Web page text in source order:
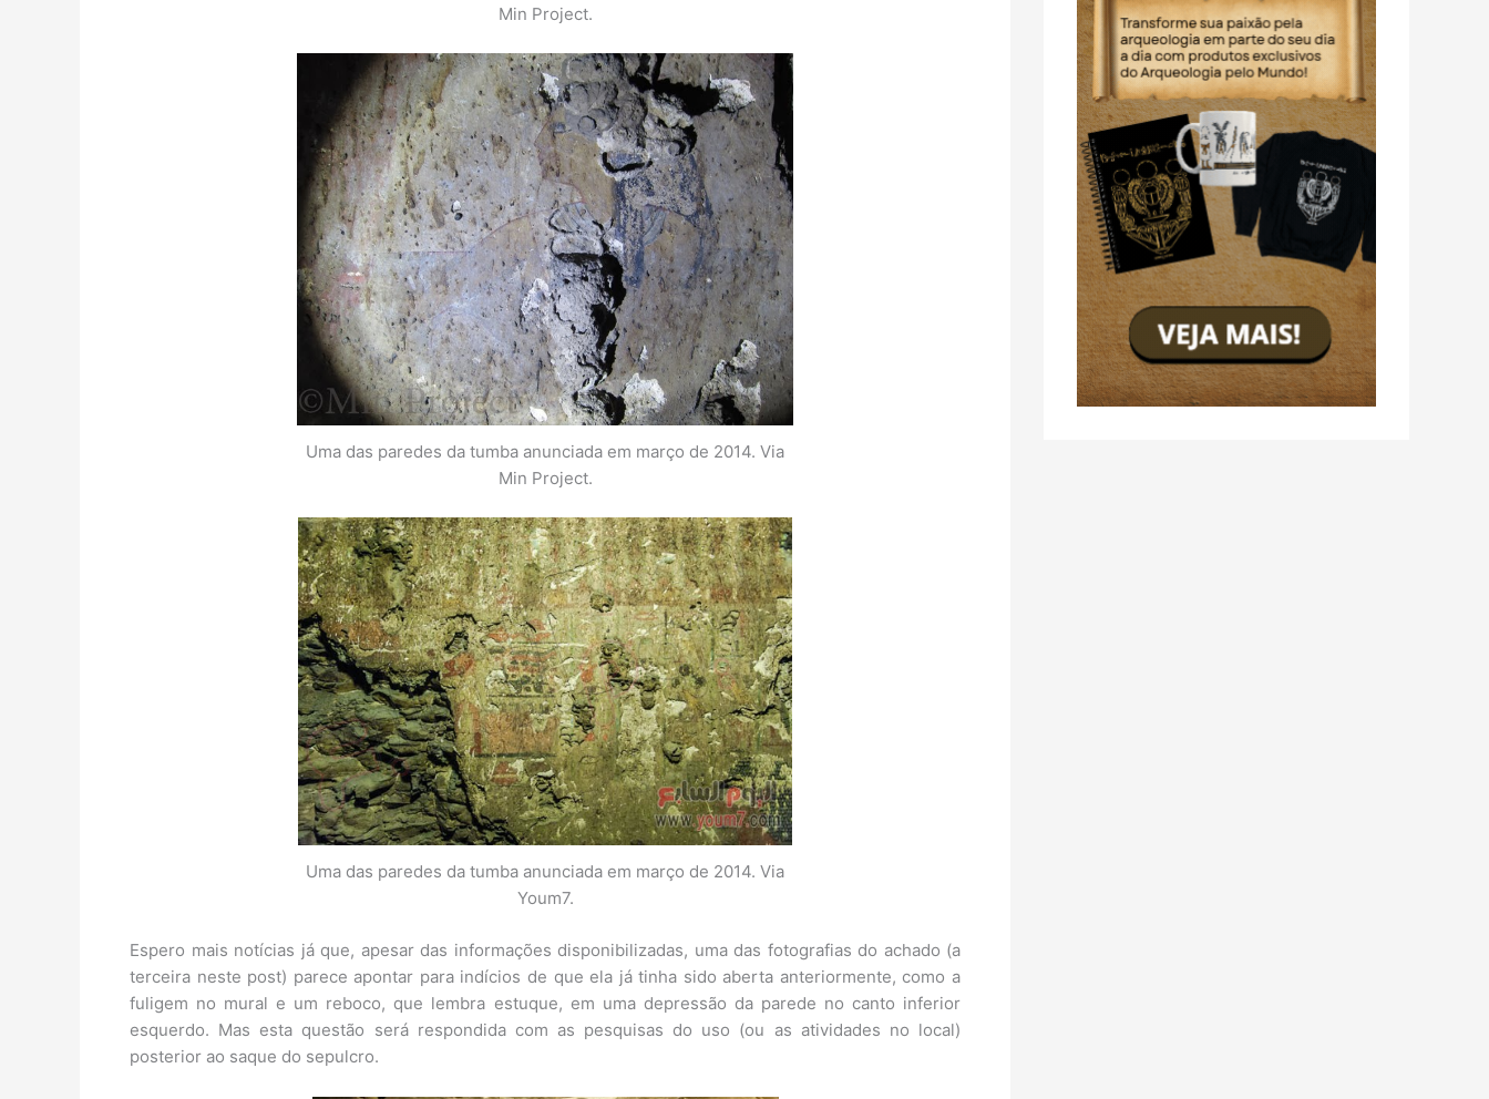
Min Project.
Uma das paredes da tumba anunciada em março de 2014. Via
Min Project.
Uma das paredes da tumba anunciada em março de 2014. Via
Youm7.
Espero mais notícias já que, apesar das informações disponibilizadas, uma das fotografias do achado (a
terceira neste post) parece apontar para indícios de que ela já tinha sido aberta anteriormente, como a
fuligem no mural e um reboco, que lembra estuque, em uma depressão da parede no canto inferior
esquerdo. Mas esta questão será respondida com as pesquisas do uso (ou as atividades no local)
posterior ao saque do sepulcro.